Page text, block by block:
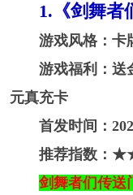
1.《剑舞者
游戏风格：卡
游戏福利：送
元真充卡
首发时间：
推荐指数
剑舞者们传送